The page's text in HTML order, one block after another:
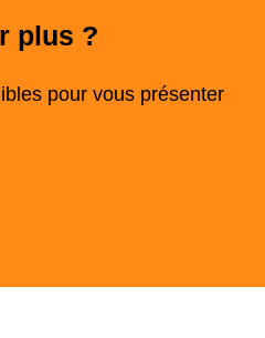
plus ?
pour vous présenter